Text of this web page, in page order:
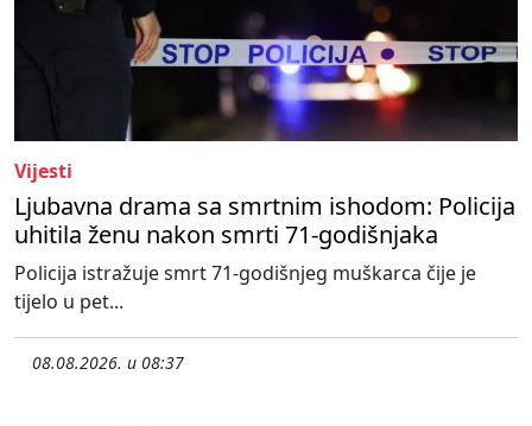
Vijesti
Ljubavna drama sa smrtnim ishodom: Policija
uhitila ženu nakon smrti 71-godišnjaka
Policija istražuje smrt 71-godišnjeg muškarca čije je
tijelo u pet...
08.08.2026. u 08:37